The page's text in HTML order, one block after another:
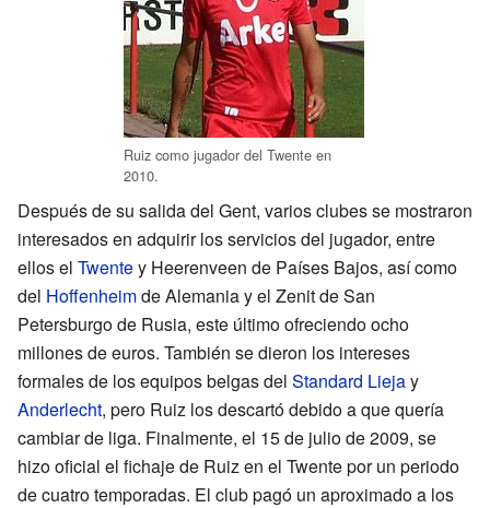
Ruiz como jugador del Twente en
2010.
Después de su salida del Gent, varios clubes se mostraron
interesados en adquirir los servicios del jugador, entre
ellos el Twentey Heerenveen de Países Bajos, así como
del Hoffenheimde Alemania y el Zenit de San
Petersburgo de Rusia, este último ofreciendo ocho
millones de euros. También se dieron los intereses
formales de los equipos belgas del Standard Liejay
Anderlecht, pero Ruiz los descartó debido a que quería
cambiar de liga. Finalmente, el 15 de julio de 2009, se
hizo oficial el fichaje de Ruiz en el Twente por un periodo
de cuatro temporadas. El club pagó un aproximado a los